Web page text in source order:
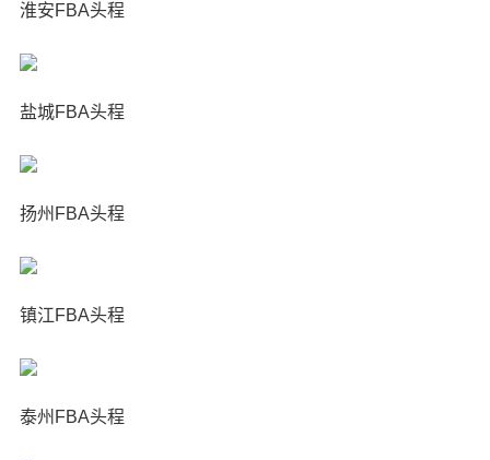
淮安FBA头程
盐城FBA头程
扬州FBA头程
镇江FBA头程
泰州FBA头程